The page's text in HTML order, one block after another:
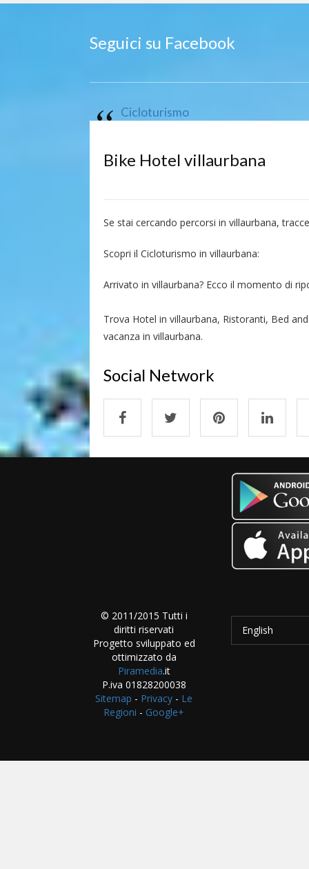
Seguici su Facebook
Cicloturismo
Bike Hotel villaurbana
Se stai cercando percorsi in villaurbana,
Scopri il Cicloturismo in villaurbana:
Arrivato in villaurbana? Ecco il momento di
Trova Hotel in villaurbana, Ristoranti, Bed
vacanza in villaurbana.
Social Network
© 2011/2015 Tutti i
diritti riservati
Progetto sviluppato ed
ottimizzato da
Piramedia.it
P.iva 01828200038
Sitemap - Privacy - Le
Regioni - Google+
English